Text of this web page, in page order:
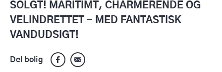
SOLGT! MARITIMT, CHARMERENDE OG
VELINDRETTET - MED FANTASTISK
VANDUDSIGT!
Del bolig